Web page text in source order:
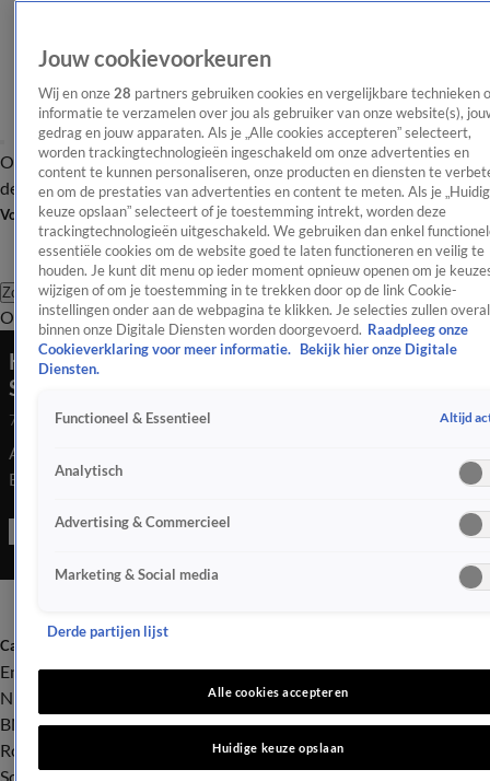
OverzichtAfleveringen Entertainment TV Algemeen
Tip
de redactieNieuwsbrief
Volg Shownieuws
Zoeken
OverzichtEntertainmentSpraakmakendRealityCrimeVideo's
Hoogtepunten festival Snelle: Katja Schuurman,
Suzan & Freek en meer
7 juni 2026, 09:21
Afgelopen weekend was de eerste editie van het festival Thuis
Bij Snelle. Dit waren de hoogtepunten.
Categorieën
Entertainment
Nieuws
BN'ers
Royalty
Songfestival
Jouw cookievoorkeuren
Wij en onze 28 partners gebruiken cookies en vergelijkbare technieken
informatie te verzamelen over jou als gebruiker van onze website(s),
gedrag en jouw apparaten. Als je „Alle cookies accepteren” selecteert,
worden trackingtechnologieën ingeschakeld om onze advertenties en
content te kunnen personaliseren, onze producten en diensten te
en om de prestaties van advertenties en content te meten. Als je
keuze opslaan” selecteert of je toestemming intrekt, worden deze
trackingtechnologieën uitgeschakeld. We gebruiken dan enkel
essentiële cookies om de website goed te laten functioneren en veilig te
houden. Je kunt dit menu op ieder moment opnieuw openen om je
wijzigen of om je toestemming in te trekken door op de link Cookie-
instellingen onder aan de webpagina te klikken. Je selecties zullen overal
binnen onze Digitale Diensten worden doorgevoerd. Raadpleeg onze
Cookieverklaring voor meer informatie.
Bekijk hier onze Digitale
Diensten.
Functioneel & Essentieel Altijd
Analytisch
Advertising & Commercieel
Marketing & Social media
Derde partijen lijst
Alle cookies accepteren
Huidige keuze opslaan